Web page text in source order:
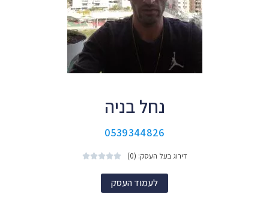
נחל בניה
0539344826
דירוג בעל העסק: (0) 




לעמוד העסק